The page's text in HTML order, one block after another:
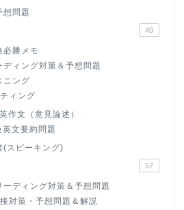
想問題
40
必勝メモ
ディング対策＆予想問題
ニング
ィング
作文（意見論述）
英文要約問題
(スピーキング)
57
ーディング対策＆予想問題
対策・予想問題＆解説